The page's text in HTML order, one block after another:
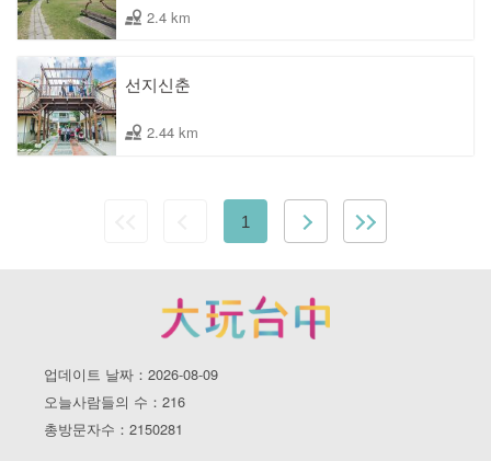
2.4 km
선지신춘
2.44 km
1
업데이트 날짜：2026-08-09
오늘사람들의 수：216
총방문자수：2150281